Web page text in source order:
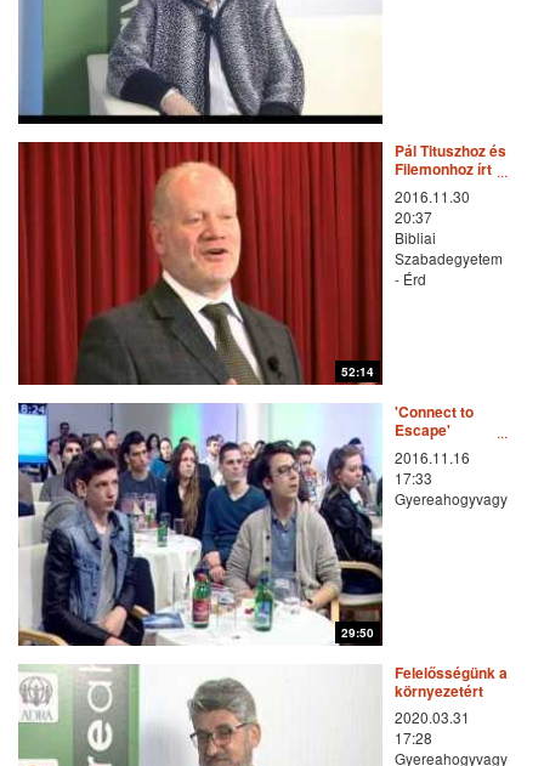
52:14
Pál Tituszhoz és
Filemonhoz írt
levele - Zarka
Péter előadása
2016.11.30
20:37
Bibliai
Szabadegyetem
- Érd
29:50
'Connect to
Escape'
különkiadás (1.
rész)
2016.11.16
17:33
Gyereahogyvagy
Felelősségünk a
környezetért
2020.03.31
17:28
Gyereahogyvagy